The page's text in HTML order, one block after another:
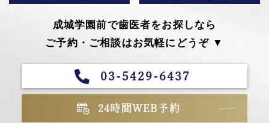
成城学園前で歯医者をお探しなら
ご予約・ご相談はお気軽にどうぞ ▼
03-5429-6437
24時間WEB予約